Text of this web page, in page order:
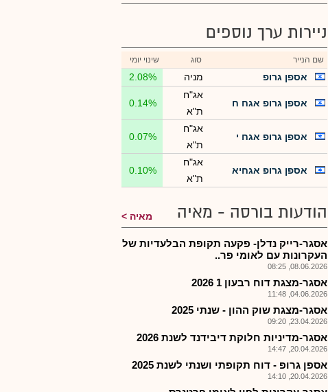
ניירות ערך נוספים
שם הנייר סוג שינוי יומי
אספן גרופ מניה 2.08%
אספן גרופ אגח ח
אג"ח
ת"א
0.14%
אספן גרופ אגח י
אג"ח
ת"א
0.07%
אספן גרופ אגחיא
אג"ח
ת"א
0.10%
הודעות בורסה - מאיה מאיה
אסגר-רייק נדלן- פקעה תקופת הבלעדיות של
העקרונות עם לאומי פר..
08.06.2026, 08:25
אסגר-מצגת דוח רבעון 1 2026
04.06.2026, 11:48
אסגר-מצגת שוק ההון - שנתי 2025
23.04.2026, 09:20
אסגר-מדיניות חלוקת דיבידנד לשנת 2026
20.04.2026, 14:47
אספן גרופ - דוח תקופתי ושנתי לשנת 2025
20.04.2026, 14:10